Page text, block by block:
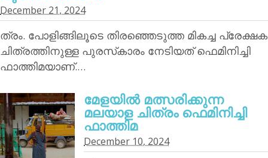
December 21, 2024
ത്രം. പോളിങ്ങിലൂടെ തിരഞ്ഞെടുത്ത മികച്ച പ്രേക്ഷക
ചിത്രത്തിനുള്ള പുരസ്‌കാരം നേടിയത് ഫെമിനിച്ചി
ഫാത്തിമയാണ്.…
മേളയില്‍ മത്സരിക്കുന്ന
മലയാള ചിത്രം ഫെമിനിച്ചി
ഫാത്തിമ
December 10, 2024